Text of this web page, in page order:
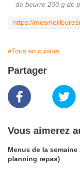
de beurre 200 g de
#Tous en cuisine
Partager
Vous aimerez
Menus de la semaine
planning repas)